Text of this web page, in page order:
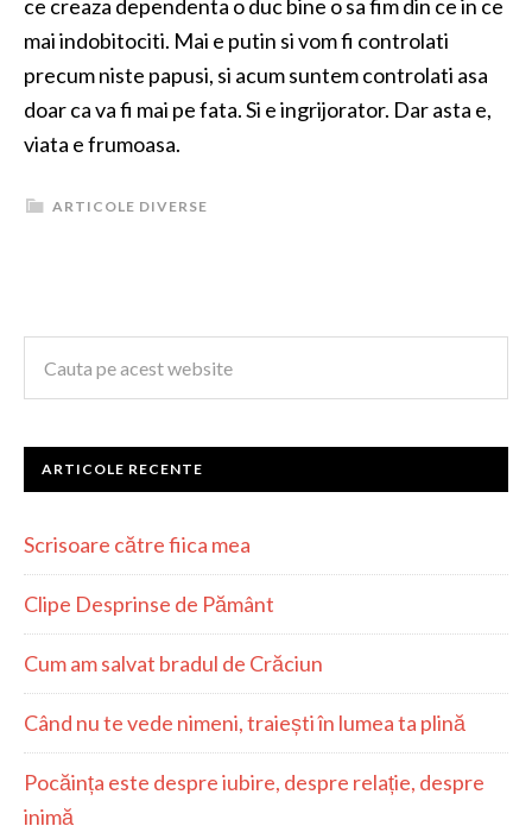
ce creaza dependenta o duc bine o sa fim din ce in ce
mai indobitociti. Mai e putin si vom fi controlati
precum niste papusi, si acum suntem controlati asa
doar ca va fi mai pe fata. Si e ingrijorator. Dar asta e,
viata e frumoasa.
ARTICOLE DIVERSE
ARTICOLE RECENTE
Scrisoare către fiica mea
Clipe Desprinse de Pământ
Cum am salvat bradul de Crăciun
Când nu te vede nimeni, traiești în lumea ta plină
Pocăința este despre iubire, despre relație, despre
inimă